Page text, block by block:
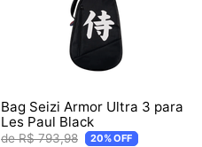
Bag Seizi Armor Ultra 3 para
Les Paul Black
R$ 793,98 20%OFF